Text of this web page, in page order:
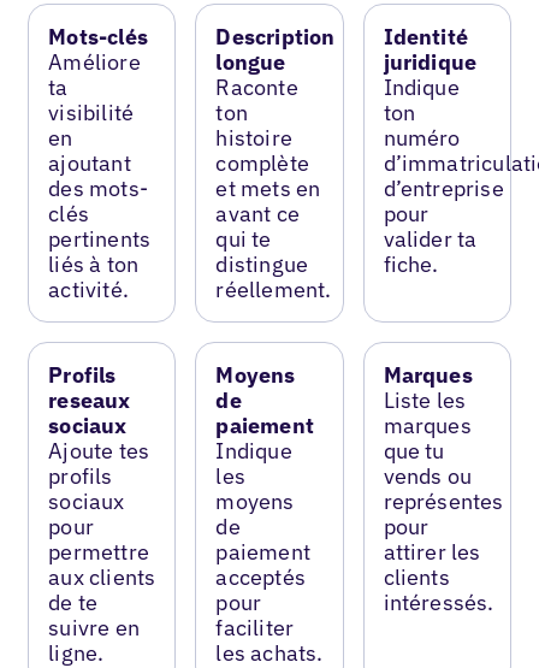
Mots-clés
Améliore
ta
visibilité
en
ajoutant
des mots-
clés
pertinents
liés à ton
activité.
Description
longue
Raconte
ton
histoire
complète
et mets en
avant ce
qui te
distingue
réellement.
Identité
juridique
Indique
ton
numéro
d’entreprise
pour
valider ta
fiche.
Profils
reseaux
sociaux
Ajoute tes
profils
sociaux
pour
permettre
aux clients
de te
suivre en
ligne.
Moyens
de
paiement
Indique
les
moyens
de
paiement
acceptés
pour
faciliter
les achats.
Marques
Liste les
marques
que tu
vends ou
représentes
pour
attirer les
clients
intéressés.